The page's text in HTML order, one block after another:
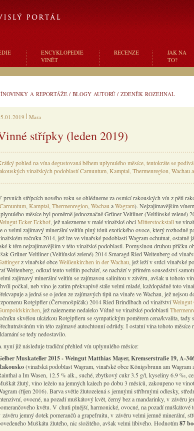
ENCYKLOPEDIE
VINĚT
RECENZE
JAK NA
TO?
A REPORTÁŽE / BLOGY AUTORŮ / ZDENĚK ROZEHNAL
Mara
střípky (leden 2019)
pohled na vína degustovaná během uplynulého měsíce, tentokráte se
vinařských podoblastí Carnuntum, Kamptal, Thermenregion, Wachau
prvních střípcích nového roku se ohlédneme za osmicí rakouských vín z pěti
Carnuntum Kamptal Thermenregion Wachau aWagram). Nejzajímavějším
měsíce byl poměrně jednoznačně Grüner Veltliner (Veltlínské zelené)
Ecker-Eckhof, jež nalezneme v malé vinařské obciMitterstockstallve
o velmi zajímavý minerální veltlín plný tónů exotického ovoce, který rozhodně
ročníku 2014, jež lze ve vinařské podoblasti Wagram ochutnat, ostatně
k těm nejzajímavějším v této vinařské podoblasti. Pomyslnou druhou příčku
Grüner Veltliner (Veltlínské zelené) 2014 Smaragd Ried Weitenberg od
z vinařské obceWeißenkirchen in der Wachau , jež leží v srdci vinařské
Weitenberg, odkud tento veltlín pochází, se nachází v přímém sousedství
zajímavý minerální veltlín se zajímavou salinitou v závěru, avšak u tohoto
počkal, neb víno je zatím překvapivě stále velmi mladé, každopádně toto
a jedná se o jeden ze zajímavých tipů na vinaře ve Wachau, jež nejsou
Rotgipfler (Červenošpičák) 2014 Ried Brindlbach od vinařstvíWeingut
, jež nalezneme nedaleko Vídně ve vinařské podoblasti
skvělou ukázkou Rotgipfleru se sympatickým poměrem cena/kvalita, tady
vín této zajímavé autochtonní odrůdy. I ostatní vína tohoto měsíce
se tedy nedostavilo.
nyní již následuje tradiční přehled vín uplynulého měsíce:
Muskateller 2015 - Weingut Matthias Mayer, Kremserstraße 19, A-
(vinařská podoblast Wagram, vinařské obce Königsbrunn am
a Im Wasen, 12.5 % alk., suché, zbytkový cukr 3.5 g/l, kyseliny 6.9 ‰,
žlutý, víno leželo na jemných kalech po dobu 3 měsíců, zakoupeno ve
(říjen 2016). Barva světle žlutozelená s jemnými stříbrnými odlesky,
ovocné, na pozadí muškátový květ, černý bez a mandarinky, v závěru
květu. V chuti plnější, harmonické, ovocné, na pozadí muškátové
závěru jemný dotek pomerančů a grapefruitu, v závěru velmi jemně minerální,
Muškátu žlutého, nic složitého, avšak velmi líbivého. Hodnotím87